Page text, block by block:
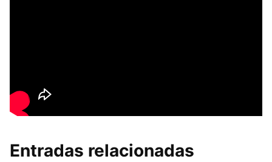
Entradas relacionadas